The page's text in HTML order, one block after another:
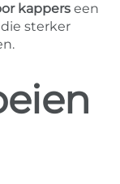
kappers een
sterker